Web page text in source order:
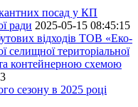
посад у КП
ради 2025-05-15 08:45:15
відходів ТОВ «Еко-
селищної територіальної
контейнерною схемою
сезону в 2025 році